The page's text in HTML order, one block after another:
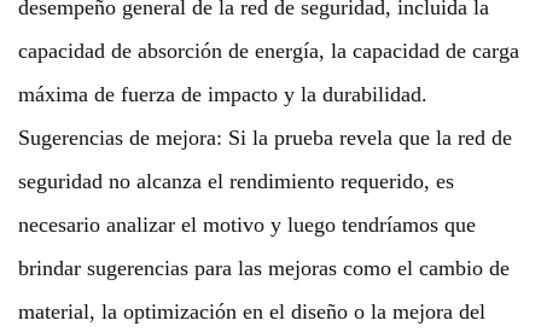
desempeño general de la red de seguridad, incluida la
capacidad de absorción de energía, la capacidad de carga
máxima de fuerza de impacto y la durabilidad.
Sugerencias de mejora: Si la prueba revela que la red de
seguridad no alcanza el rendimiento requerido, es
necesario analizar el motivo y luego tendríamos que
brindar sugerencias para las mejoras como el cambio de
material, la optimización en el diseño o la mejora del